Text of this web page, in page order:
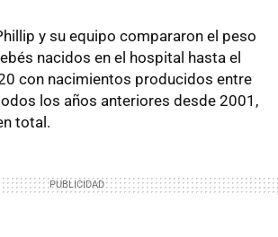
y su equipo compararon el peso
nacidos en el hospital hasta el
con nacimientos producidos entre
los años anteriores desde 2001,
total.